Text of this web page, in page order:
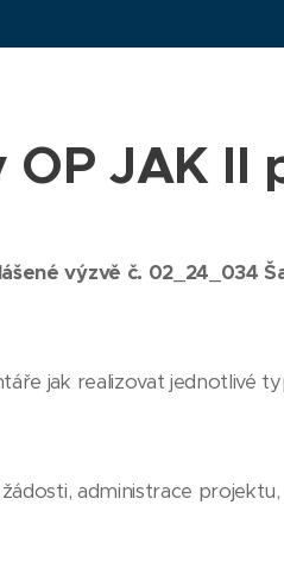
OP JAK
výzvě č. 02_24_034
jak realizovat jednotlivé
administrace